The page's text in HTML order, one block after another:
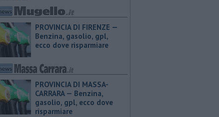
PROVINCIA DI FIRENZE — ​
Benzina, gasolio, gpl,
ecco dove risparmiare
PROVINCIA DI MASSA-
CARRARA — ​Benzina,
gasolio, gpl, ecco dove
risparmiare